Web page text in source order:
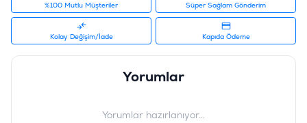
%100 Mutlu Müşteriler Süper Sağlam Gönderim
Kolay Değişim/İade Kapıda Ödeme
Yorumlar
Yorumlar hazırlanıyor...